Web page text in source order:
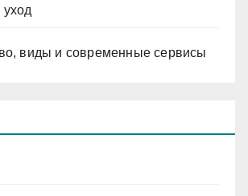
виды и современные сервисы